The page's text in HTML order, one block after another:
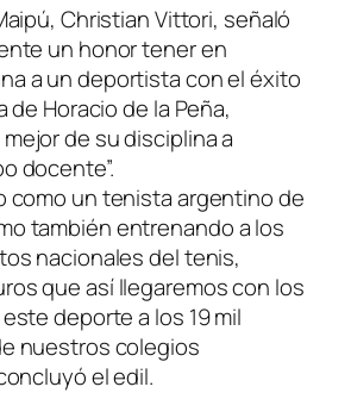
Christian Vittori, señaló
un honor tener en
a un deportista con el éxito
de Horacio de la Peña,
de su disciplina a
docente”.
como un tenista argentino de
también entrenando a los
nacionales del tenis,
que así llegaremos con los
deporte a los 19 mil
nuestros colegios
el edil.